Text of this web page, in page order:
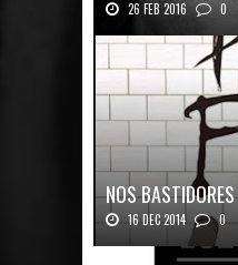
26 FEB 2016 0
Texto histórico
NOS
16 DEC 2014 0
Nos Bastidores do